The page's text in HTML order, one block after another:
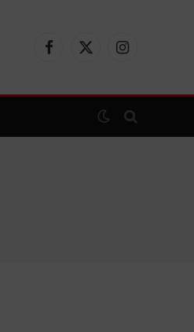
Facebook
X
Instagram